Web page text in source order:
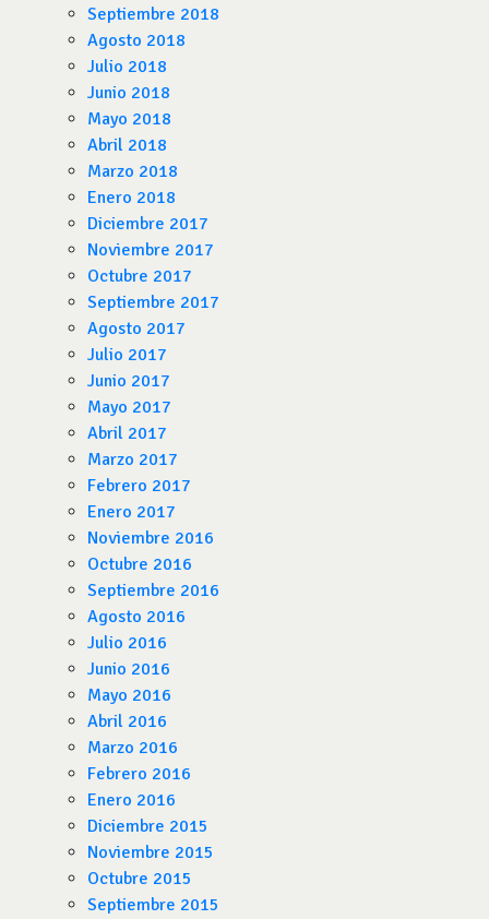
Septiembre 2018
Agosto 2018
Julio 2018
Junio 2018
Mayo 2018
Abril 2018
Marzo 2018
Enero 2018
Diciembre 2017
Noviembre 2017
Octubre 2017
Septiembre 2017
Agosto 2017
Julio 2017
Junio 2017
Mayo 2017
Abril 2017
Marzo 2017
Febrero 2017
Enero 2017
Noviembre 2016
Octubre 2016
Septiembre 2016
Agosto 2016
Julio 2016
Junio 2016
Mayo 2016
Abril 2016
Marzo 2016
Febrero 2016
Enero 2016
Diciembre 2015
Noviembre 2015
Octubre 2015
Septiembre 2015